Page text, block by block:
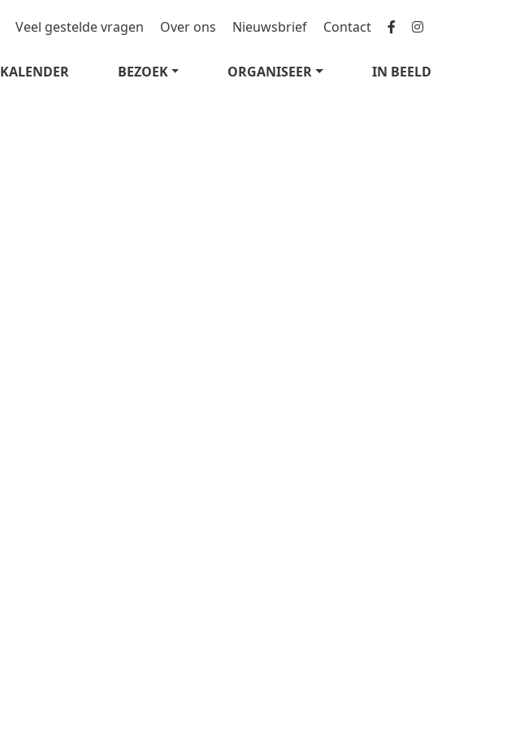
Veel gestelde vragen Over ons Nieuwsbrief Contact
KALENDER BEZOEK ORGANISEER IN BEELD